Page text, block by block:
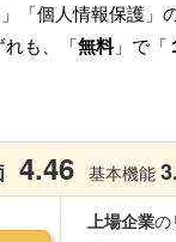
「個人情報保護」
れも、「無料」で「